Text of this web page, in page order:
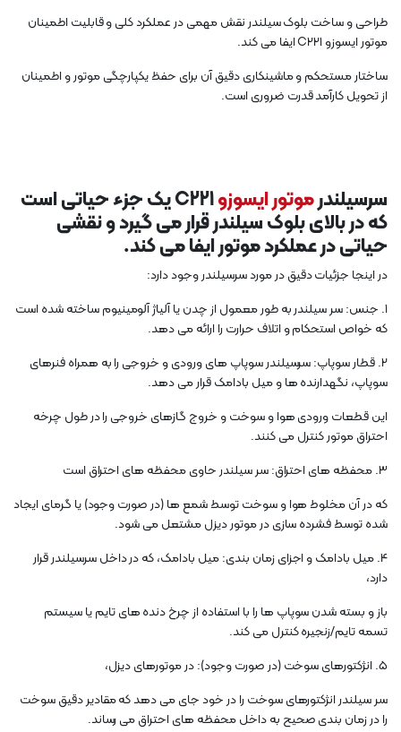
طراحی و ساخت بلوک سیلندر نقش مهمی در عملکرد کلی و قابلیت اطمینان
موتور ایسوزو C221 ایفا می کند.
ساختار مستحکم و ماشینکاری دقیق آن برای حفظ یکپارچگی موتور و اطمینان
از تحویل کارآمد قدرت ضروری است.
سرسیلندرموتور ایسوزو C221 یک جزء حیاتی است
که در بالای بلوک سیلندر قرار می گیرد و نقشی
حیاتی در عملکرد موتور ایفا می کند.
در اینجا جزئیات دقیق در مورد سرسیلندر وجود دارد:
1. جنس: سر سیلندر به طور معمول از چدن یا آلیاژ آلومینیوم ساخته شده است
که خواص استحکام و اتلاف حرارت را ارائه می دهد.
2. قطار سوپاپ: سرسیلندر سوپاپ های ورودی و خروجی را به همراه فنرهای
سوپاپ، نگهدارنده ها و میل بادامک قرار می دهد.
این قطعات ورودی هوا و سوخت و خروج گازهای خروجی را در طول چرخه
احتراق موتور کنترل می کنند.
3. محفظه های احتراق: سر سیلندر حاوی محفظه های احتراق است
که در آن مخلوط هوا و سوخت توسط شمع ها (در صورت وجود) یا گرمای ایجاد
شده توسط فشرده سازی در موتور دیزل مشتعل می شود.
4. میل بادامک و اجزای زمان بندی: میل بادامک، که در داخل سرسیلندر قرار
دارد،
باز و بسته شدن سوپاپ ها را با استفاده از چرخ دنده های تایم یا سیستم
تسمه تایم/زنجیره کنترل می کند.
5. انژکتورهای سوخت (در صورت وجود): در موتورهای دیزل،
سر سیلندر انژکتورهای سوخت را در خود جای می دهد که مقادیر دقیق سوخت
را در زمان بندی صحیح به داخل محفظه های احتراق می رساند.